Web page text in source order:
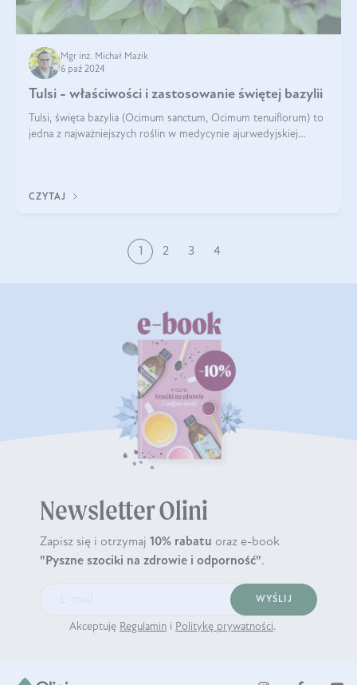
Mgr inż. Michał Mazik
6 paź 2024
Tulsi - właściwości i zastosowanie świętej bazylii
Tulsi, święta bazylia (Ocimum sanctum, Ocimum tenuiflorum) to
jedna z najważniejszych roślin w medycynie ajurwedyjskiej
CZYTAJ
1 2 3 4
Newsletter Olini
Zapisz się i otrzymaj 10% rabatu oraz e-book
"Pyszne szociki na zdrowie i odporność".
WYŚLIJ
Akceptuję Regulamin i Politykę prywatności.